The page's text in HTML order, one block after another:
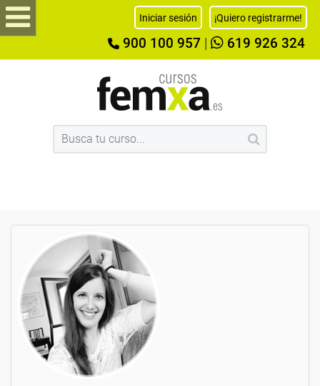
Iniciar sesión ¡Quiero registrarme!
900 100 957 619 926 324